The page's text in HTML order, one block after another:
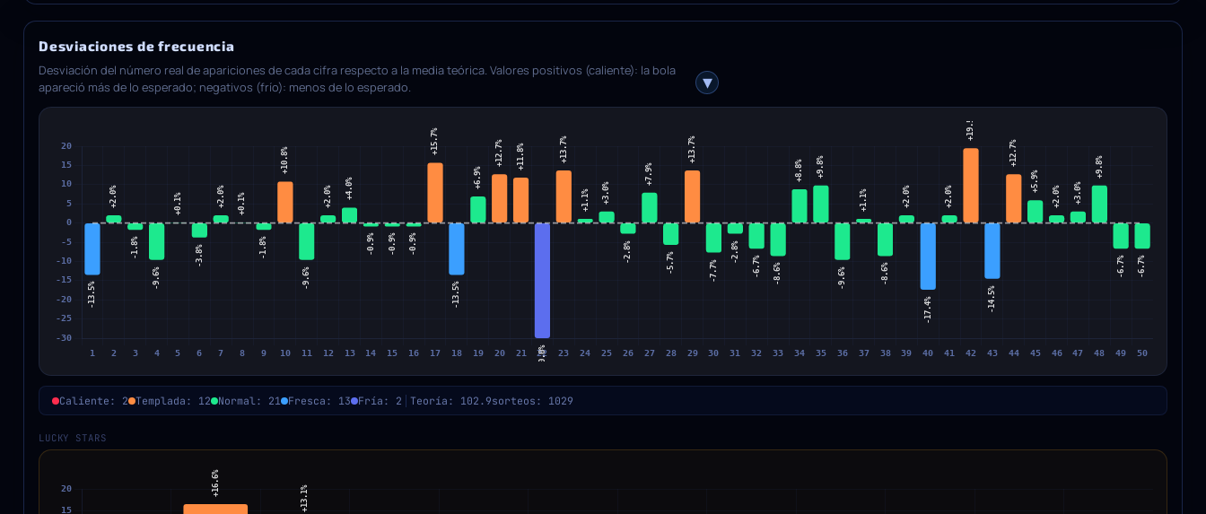
Desviaciones de frecuencia
Desviación del número real de apariciones de cada cifra respecto a la media teórica. Valores positivos (caliente): la bola
apareció más de lo esperado; negativos (frío): menos de lo esperado.
Caliente: 2 Templada: 12 Normal: 21 Fresca: 13 Fría: 2 Teoría: 102.9sorteos: 1029
LUCKY STARS